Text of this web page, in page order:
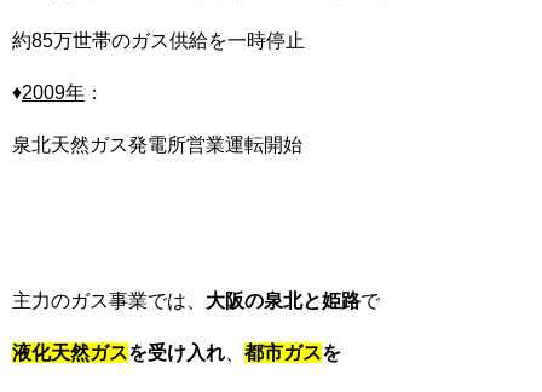
約85万世帯のガス供給を一時停止
♦2009年 ：
泉北天然ガス発電所営業運転開始
主力のガス事業では、 大阪の泉北と姫路で
液化天然ガスを受け入れ 都市ガスを